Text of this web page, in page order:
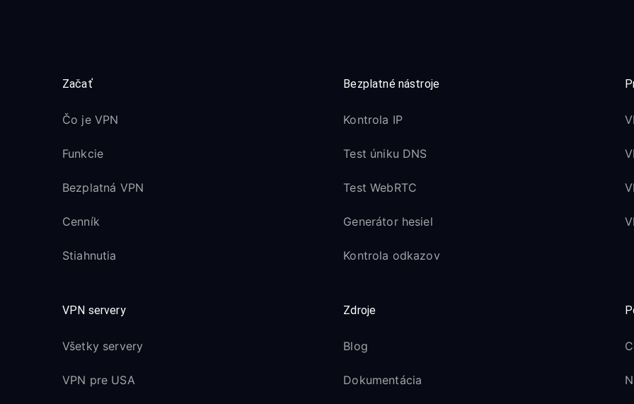
Začať
Čo je VPN
Funkcie
Bezplatná VPN
Cenník
Stiahnutia
Bezplatné nástroje
Kontrola IP
Test úniku DNS
Test WebRTC
Generátor hesiel
Kontrola odkazov
VPN servery
Všetky servery
VPN pre USA
Zdroje
Blog
Dokumentácia